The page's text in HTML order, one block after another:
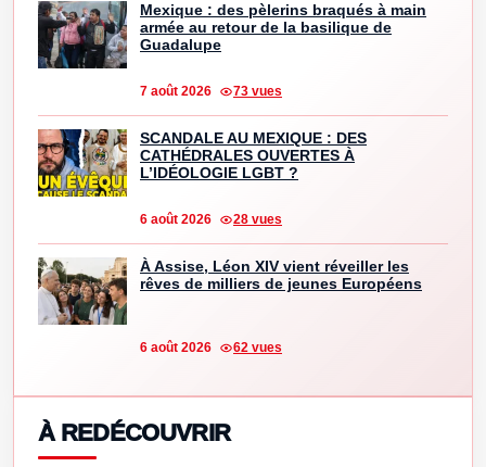
Mexique : des pèlerins braqués à main
armée au retour de la basilique de
Guadalupe
7 août 2026 73 vues
SCANDALE AU MEXIQUE : DES
CATHÉDRALES OUVERTES À
L’IDÉOLOGIE LGBT ?
6 août 2026 28 vues
À Assise, Léon XIV vient réveiller les
rêves de milliers de jeunes Européens
6 août 2026 62 vues
À REDÉCOUVRIR